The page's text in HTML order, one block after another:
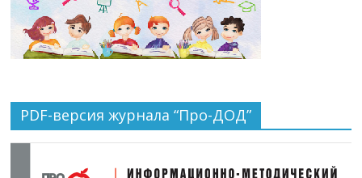
PDF-версия журнала “Про-ДОД”